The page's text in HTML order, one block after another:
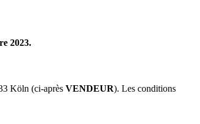
2023.
Köln (ci-après VENDEUR). Les conditions